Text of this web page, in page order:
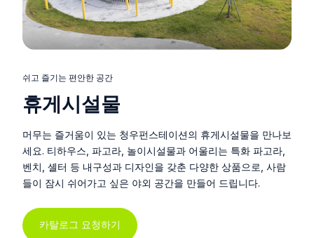
쉬고 즐기는 편안한 공간
휴게시설물
머무는 즐거움이 있는 청우펀스테이션의 휴게시설물을 만나보
세요. 티하우스, 파고라, 놀이시설물과 어울리는 특화 파고라,
벤치, 셸터 등 내구성과 디자인을 갖춘 다양한 상품으로, 사람
들이 잠시 쉬어가고 싶은 야외 공간을 만들어 드립니다.
카탈로그 요청하기